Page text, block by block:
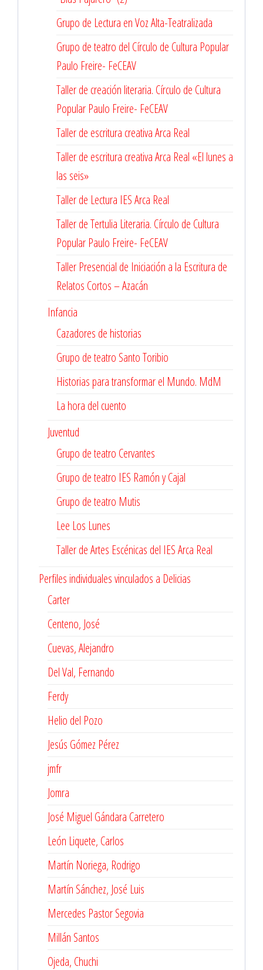
Grupo de Lectura en Voz Alta-Teatralizada
Grupo de teatro del Círculo de Cultura Popular
Paulo Freire- FeCEAV
Taller de creación literaria. Círculo de Cultura
Popular Paulo Freire- FeCEAV
Taller de escritura creativa Arca Real
Taller de escritura creativa Arca Real «El lunes a
las seis»
Taller de Lectura IES Arca Real
Taller de Tertulia Literaria. Círculo de Cultura
Popular Paulo Freire- FeCEAV
Taller Presencial de Iniciación a la Escritura de
Relatos Cortos – Azacán
Infancia
Cazadores de historias
Grupo de teatro Santo Toribio
Historias para transformar el Mundo. MdM
La hora del cuento
Juventud
Grupo de teatro Cervantes
Grupo de teatro IES Ramón y Cajal
Grupo de teatro Mutis
Lee Los Lunes
Taller de Artes Escénicas del IES Arca Real
Perfiles individuales vinculados a Delicias
Carter
Centeno, José
Cuevas, Alejandro
Del Val, Fernando
Ferdy
Helio del Pozo
Jesús Gómez Pérez
jmfr
Jomra
José Miguel Gándara Carretero
León Liquete, Carlos
Martín Noriega, Rodrigo
Martín Sánchez, José Luis
Mercedes Pastor Segovia
Millán Santos
Ojeda, Chuchi